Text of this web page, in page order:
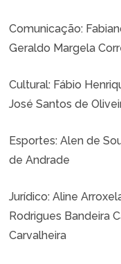
Comunicação:
Geraldo Margela
Cultural: Fábio
José Santos de
Esportes: Alen de
de Andrade
Jurídico:Aline
Rodrigues Bandeira
Carvalheira